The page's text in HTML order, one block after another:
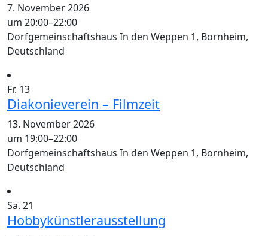
7. November 2026
um 20:00–22:00
Dorfgemeinschaftshaus In den Weppen 1, Bornheim,
Deutschland
Fr. 13
Diakonieverein – Filmzeit
13. November 2026
um 19:00–22:00
Dorfgemeinschaftshaus In den Weppen 1, Bornheim,
Deutschland
Sa. 21
Hobbykünstlerausstellung